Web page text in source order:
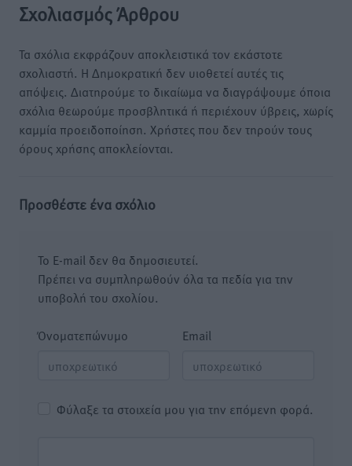
Σχολιασμός Άρθρου
Τα σχόλια εκφράζουν αποκλειστικά τον εκάστοτε
σχολιαστή. Η Δημοκρατική δεν υιοθετεί αυτές τις
απόψεις. Διατηρούμε το δικαίωμα να διαγράψουμε όποια
σχόλια θεωρούμε προσβλητικά ή περιέχουν ύβρεις, χωρίς
καμμία προειδοποίηση. Χρήστες που δεν τηρούν τους
όρους χρήσης αποκλείονται.
Προσθέστε ένα σχόλιο
Το E-mail δεν θα δημοσιευτεί.
Πρέπει να συμπληρωθούν όλα τα πεδία για την
υποβολή του σχολίου.
Όνοματεπώνυμο Email
Φύλαξε τα στοιχεία μου για την επόμενη φορά.